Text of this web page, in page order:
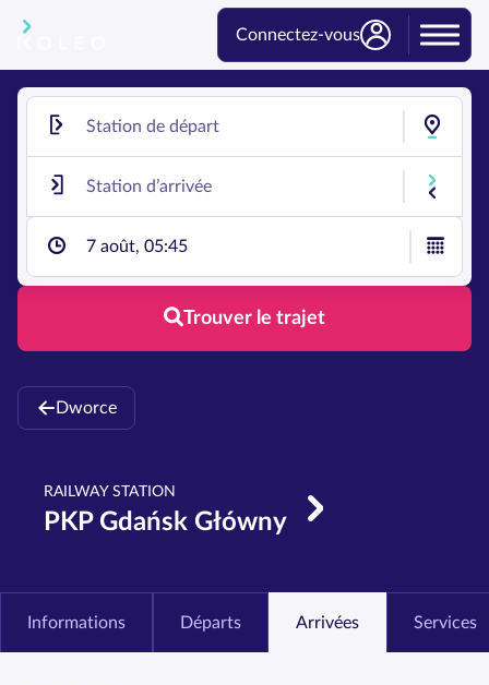
Connectez-vous
7 août, 05:45
Trouver le trajet
Dworce
RAILWAY STATION
PKP Gdańsk Główny
Informations Départs Arrivées Services